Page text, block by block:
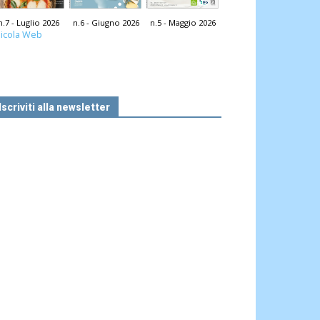
- Luglio 2026 n.6 - Giugno 2026 n.5 - Maggio 2026
Web
alla newsletter